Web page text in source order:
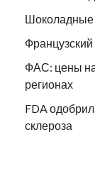
Шоколадные
ФАС: цены на
регионах
FDA
склероза